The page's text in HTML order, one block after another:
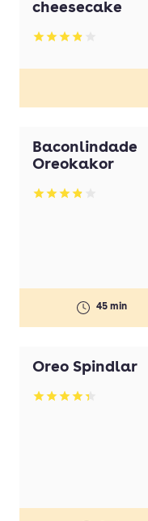
Tomatpuré
Vaniljsocker
Vetemjöl
Ägg
cheesecake
Betyg: 3.86 av 5
Baconlindade
Oreokakor
Betyg: 3.88 av 5
45 min
Oreo Spindlar
Betyg: 4.38 av 5